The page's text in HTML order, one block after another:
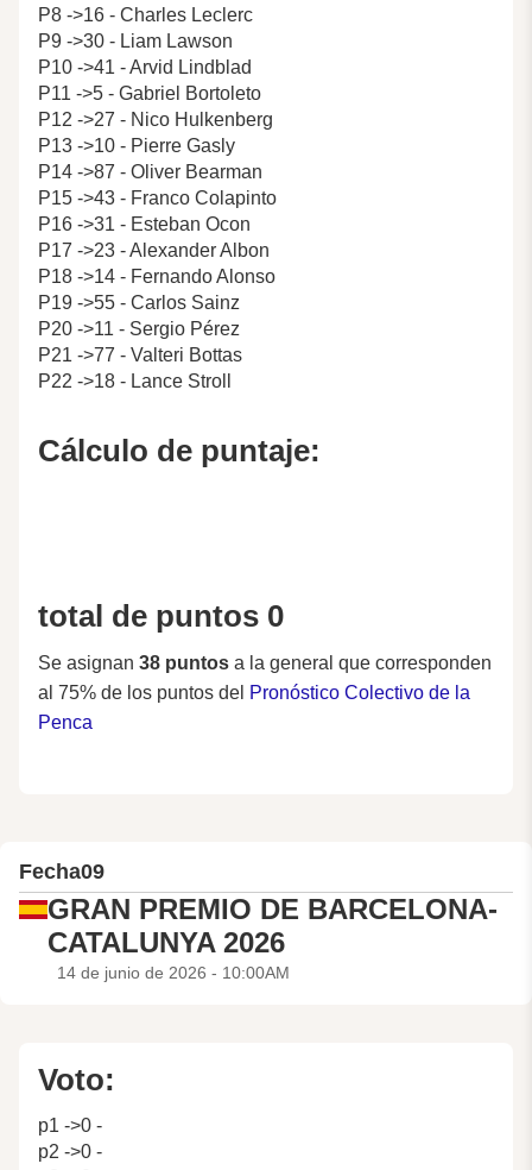
P8 ->16 - Charles Leclerc
P9 ->30 - Liam Lawson
P10 ->41 - Arvid Lindblad
P11 ->5 - Gabriel Bortoleto
P12 ->27 - Nico Hulkenberg
P13 ->10 - Pierre Gasly
P14 ->87 - Oliver Bearman
P15 ->43 - Franco Colapinto
P16 ->31 - Esteban Ocon
P17 ->23 - Alexander Albon
P18 ->14 - Fernando Alonso
P19 ->55 - Carlos Sainz
P20 ->11 - Sergio Pérez
P21 ->77 - Valteri Bottas
P22 ->18 - Lance Stroll
Cálculo de puntaje:
total de puntos 0
Se asignan 38 puntos a la general que corresponden
al 75% de los puntos del Pronóstico Colectivo de la
Penca
Fecha09
GRAN PREMIO DE BARCELONA-
CATALUNYA 2026
14 de junio de 2026 - 10:00AM
Voto:
p1 ->0 -
p2 ->0 -